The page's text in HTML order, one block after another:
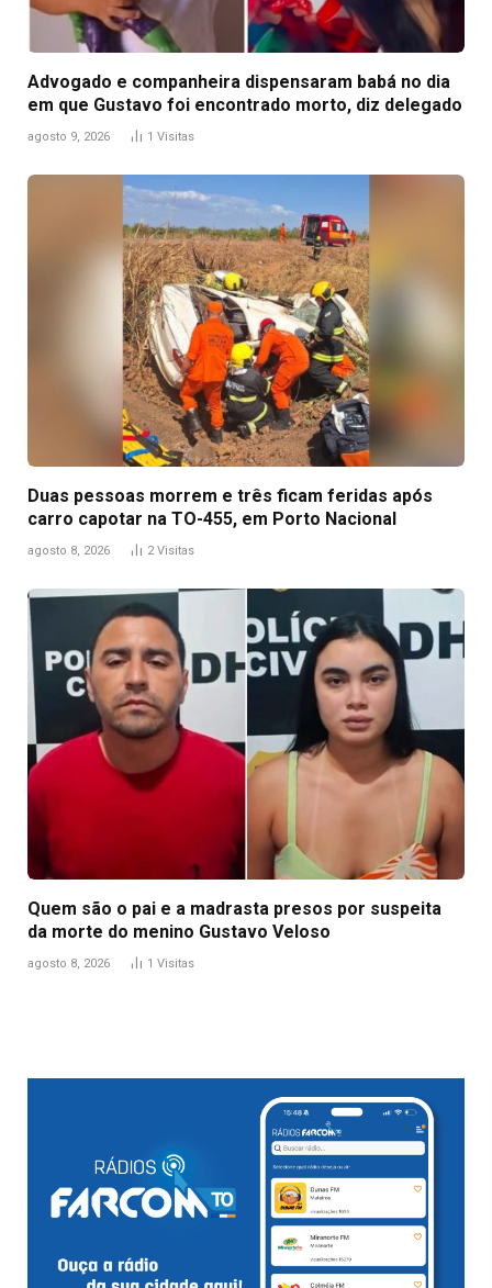
Advogado e companheira dispensaram babá no dia
em que Gustavo foi encontrado morto, diz delegado
agosto 9, 2026 1 Visitas
Duas pessoas morrem e três ficam feridas após
carro capotar na TO-455, em Porto Nacional
agosto 8, 2026 2 Visitas
Quem são o pai e a madrasta presos por suspeita
da morte do menino Gustavo Veloso
agosto 8, 2026 1 Visitas